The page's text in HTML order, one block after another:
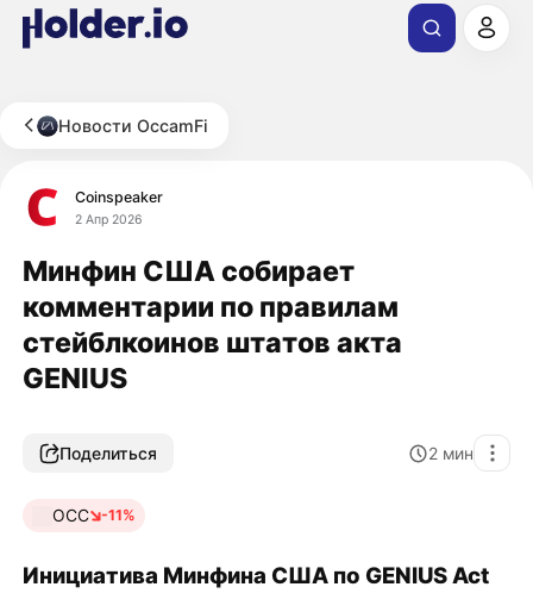
Новости OccamFi
Coinspeaker
2 Апр 2026
Минфин США собирает
комментарии по правилам
стейблкоинов штатов акта
GENIUS
Поделиться 2 мин
OCC -11%
Инициатива Минфина США по GENIUS Act